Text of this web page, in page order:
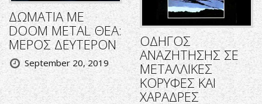
ΔΩΜΑΤΙΑ ΜΕ
DOOM METAL ΘΕΑ:
ΜΕΡΟΣ ΔΕΥΤΕΡΟΝ
September 20, 2019
ΟΔΗΓΟΣ
ΑΝΑΖΗΤΗΣΗΣ ΣΕ
ΜΕΤΑΛΛΙΚΕΣ
ΚΟΡΥΦΕΣ ΚΑΙ
ΧΑΡΑΔΡΕΣ